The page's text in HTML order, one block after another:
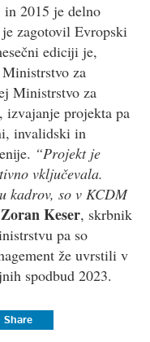
2015 je delno
zagotovil Evropski
ediciji je,
za
Ministrstvo za
izvajanje projekta pa
invalidski in
“Projekt je
vključevala.
kadrov, so v KCDM
Zoran Keser, skrbnik
pa so
že uvrstili v
spodbud 2023.
Share